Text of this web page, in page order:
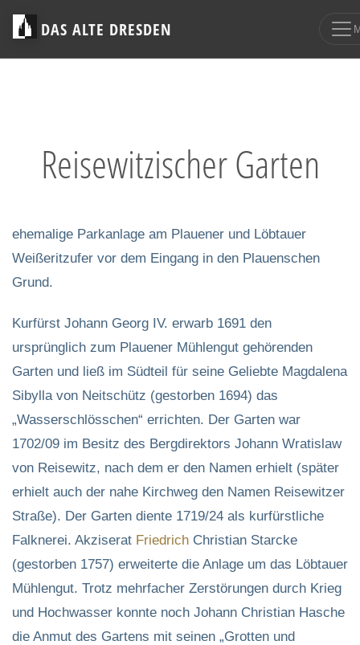
DAS ALTE DRESDEN
Reisewitzischer Garten
ehemalige Parkanlage am Plauener und Löbtauer
Weißeritzufer vor dem Eingang in den Plauenschen
Grund.
Kurfürst Johann Georg IV. erwarb 1691 den
ursprünglich zum Plauener Mühlengut gehörenden
Garten und ließ im Südteil für seine Geliebte Magdalena
Sibylla von Neitschütz (gestorben 1694) das
„Wasserschlösschen“ errichten. Der Garten war
1702/09 im Besitz des Bergdirektors Johann Wratislaw
von Reisewitz, nach dem er den Namen erhielt (später
erhielt auch der nahe Kirchweg den Namen Reisewitzer
Straße). Der Garten diente 1719/24 als kurfürstliche
Falknerei. Akziserat Friedrich Christian Starcke
(gestorben 1757) erweiterte die Anlage um das Löbtauer
Mühlengut. Trotz mehrfacher Zerstörungen durch Krieg
und Hochwasser konnte noch Johann Christian Hasche
die Anmut des Gartens mit seinen „Grotten und